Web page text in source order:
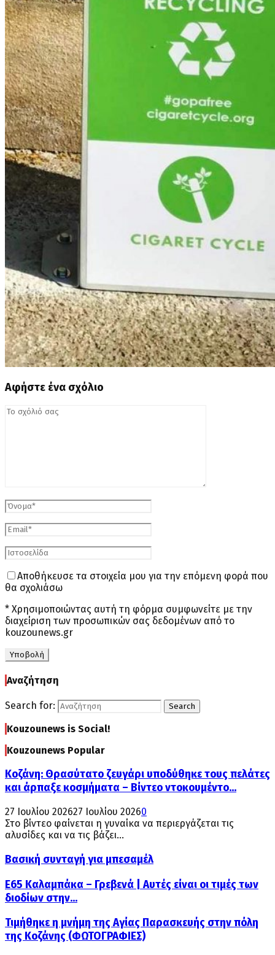
Αφήστε ένα σχόλιο
Αποθήκευσε τα στοιχεία μου για την επόμενη φορά που
θα σχολιάσω
* Χρησιμοποιώντας αυτή τη φόρμα συμφωνείτε με την
διαχείριση των προσωπικών σας δεδομένων από το
kouzounews.gr
Αναζήτηση
Search for: Search
Kouzounews is Social!
Kouzounews Popular
Κοζάνη: Θρασύτατο ζευγάρι υποδύθηκε τους πελάτες
και άρπαξε κοσμήματα – Βίντεο ντοκουμέντο...
27 Ιουλίου 202627 Ιουλίου 20260
Στο βίντεο φαίνεται η γυναίκα να περιεργάζεται τις
αλυσίδες και να τις βάζει...
Βασική συνταγή για μπεσαμέλ
Ε65 Καλαμπάκα – Γρεβενά | Αυτές είναι οι τιμές των
διοδίων στην...
Τιμήθηκε η μνήμη της Αγίας Παρασκευής στην πόλη
της Κοζάνης (ΦΩΤΟΓΡΑΦΙΕΣ)